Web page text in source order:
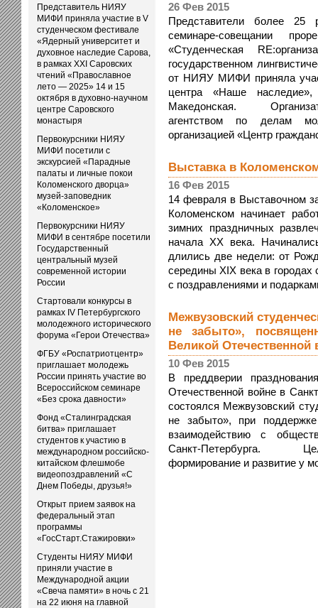
Представитель НИЯУ
МИФИ приняла участие в V
студенческом фестивале
«Ядерный университет и
духовное наследие Сарова,
в рамках XXI Саровских
чтений «Православное
лето — 2025» 14 и 15
октября в духовно-научном
центре Саровского
монастыря
Первокурсники НИЯУ
МИФИ посетили с
экскурсией «Парадные
палаты и личные покои
Коломенского дворца»
музей-заповедник
«Коломенское»
Первокурсники НИЯУ
МИФИ в сентябре посетили
Государственный
центральный музей
современной истории
России
Стартовали конкурсы в
рамках IV Петербургского
молодежного исторического
форума «Герои Отечества»
ФГБУ «Роспатриотцентр»
приглашает молодежь
России принять участие во
Всероссийском семинаре
«Без срока давности»
Фонд «Сталинградская
битва» приглашает
студентов к участию в
международном российско-
китайском флешмобе
видеопоздравлений «С
Днем Победы, друзья!»
Открыт прием заявок на
федеральный этап
программы
«ГосСтарт.Стажировки»
Студенты НИЯУ МИФИ
приняли участие в
Международной акции
«Свеча памяти» в ночь с 21
на 22 июня на главной
26 Фев 2015
Представители более 25
семинаре-совещании
«Студенческая
государственном
от НИЯУ МИФИ приняла
центра «Наше
Македонская.
агентством по делам
организацией «Центр
Выставка в
16 Фев 2015
14 февраля в Выставочном
Коломенском начинает
зимних праздничных
начала XX века.
длились две недели: от
середины XIX века в городах
с поздравлениями и
Межвузовский
не забыто»,
Великой Отечественной
10 Фев 2015
В преддверии
Отечественной войне в
состоялся Межвузовский
не забыто», при
взаимодействию с
Санкт-Петербурга.
формирование и развитие у